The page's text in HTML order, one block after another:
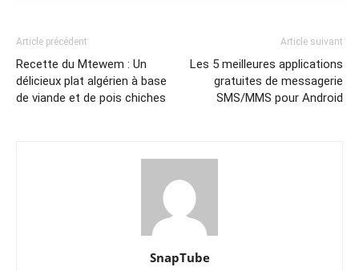
Article précédent
Recette du Mtewem : Un
délicieux plat algérien à base
de viande et de pois chiches
Article suivant
Les 5 meilleures applications
gratuites de messagerie
SMS/MMS pour Android
SnapTube